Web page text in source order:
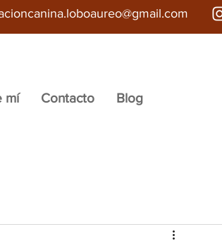
mí Contacto Blog